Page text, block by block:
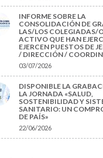
INFORME SOBRE LA
CONSOLIDACIÓN DE
LAS/LOS COLEGIADAS/
ACTIVO QUE HAN
EJERCEN PUESTOS DE
/ DIRECCIÓN /
03/07/2026
DISPONIBLE LA
LA JORNADA «SALUD,
SOSTENIBILIDAD Y
SANITARIO: UN
DE PAÍS»
22/06/2026